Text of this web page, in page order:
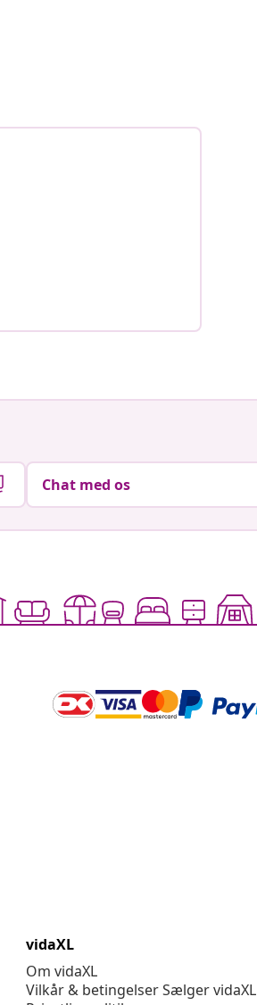
Chat med os
vidaXL
Om vidaXL
Vilkår & betingelser Sælger vidaXL